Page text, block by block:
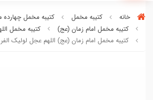
خانه کتیبه مخمل
کتیبه مخمل
کتیبه مخمل امام زمان (عج)
کتیبه مخمل
کتیبه مخمل امام زمان (عج) اللهم عجل لولیک